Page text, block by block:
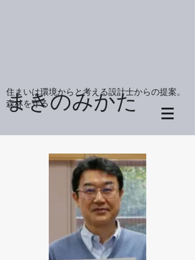
住まいは環境からと考える設計士からの提案。
森林を守る
まきのみかた